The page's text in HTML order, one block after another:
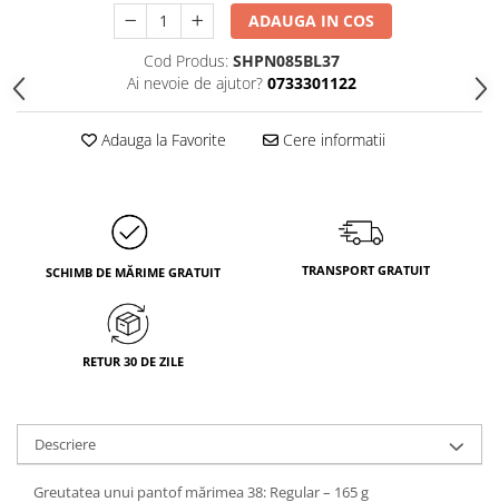
ADAUGA IN COS
Cod Produs: SHPN085BL37
Ai nevoie de ajutor? 0733301122
Adauga la Favorite Cere informatii
SCHIMB DE MĂRIME GRATUIT TRANSPORT GRATUIT
RETUR 30 DE ZILE
Descriere
Greutatea unui pantof mărimea 38: Regular – 165 g